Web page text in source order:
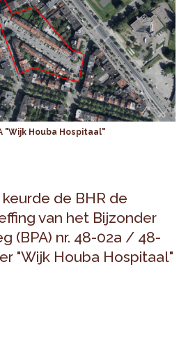
"Wijk Houba Hospitaal"
keurde de BHR de
van het Bijzonder
(BPA) nr. 48-02a / 48-
"Wijk Houba Hospitaal"